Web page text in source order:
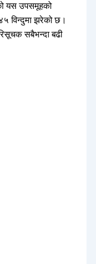
यस उपसमूहको
विन्दुमा झरेको छ।
सबैभन्दा बढी